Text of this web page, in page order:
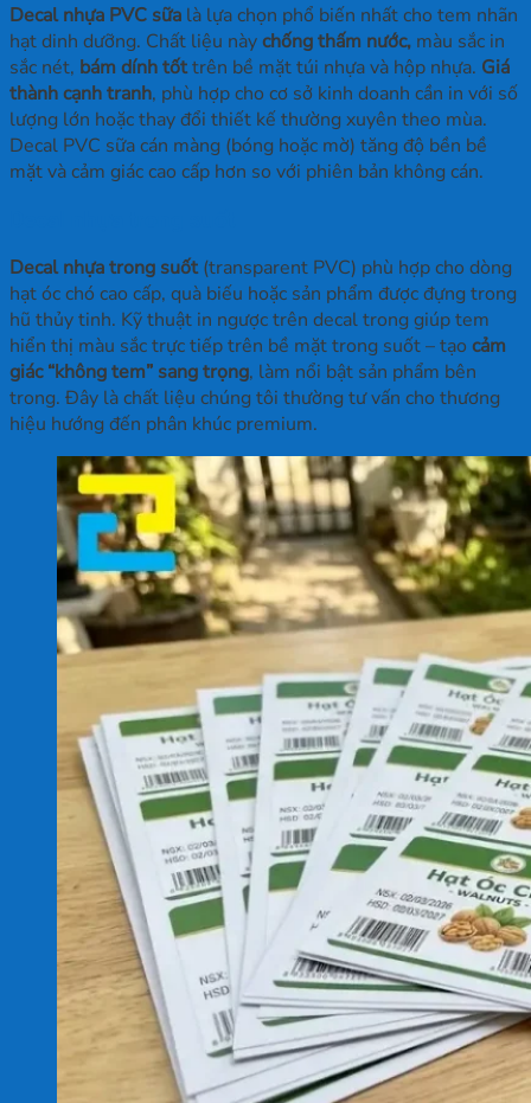
Decal nhựa PVC sữa là lựa chọn phổ biến nhất cho tem nhãn
hạt dinh dưỡng. Chất liệu nàychống thấm nước, màu sắc in
sắc nét, bám dính tốttrên bề mặt túi nhựa và hộp nhựa. Giá
thành cạnh tranh, phù hợp cho cơ sở kinh doanh cần in với số
lượng lớn hoặc thay đổi thiết kế thường xuyên theo mùa.
Decal PVC sữa cán màng (bóng hoặc mờ) tăng độ bền bề
mặt và cảm giác cao cấp hơn so với phiên bản không cán.
Decal nhựa trong suốt(transparent PVC) phù hợp cho dòng
hạt óc chó cao cấp, quà biếu hoặc sản phẩm được đựng trong
hũ thủy tinh. Kỹ thuật in ngược trên decal trong giúp tem
hiển thị màu sắc trực tiếp trên bề mặt trong suốt – tạo cảm
giác “không tem” sang trọng, làm nổi bật sản phẩm bên
trong. Đây là chất liệu chúng tôi thường tư vấn cho thương
hiệu hướng đến phân khúc premium.